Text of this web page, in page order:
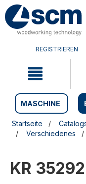
Zum
Inhalt
springen
Zum
Navigationsmen�
springen
REGISTRIEREN
MASCHINE
Startseite
Verschiedenes
KR 35292